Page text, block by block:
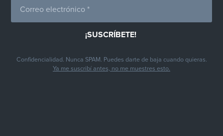
Confidencialidad. Nunca SPAM. Puedes darte de baja cuando quieras.
Ya me suscribí antes, no me muestres esto.